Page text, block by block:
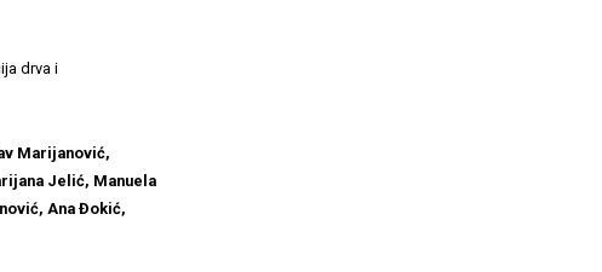
drva i
Marijanović,
Jelić, Manuela
Ana Đokić,